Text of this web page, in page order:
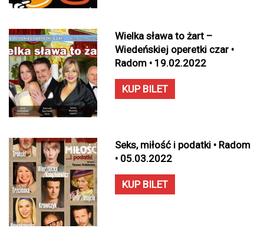
Wielka sława to żart –
Wiedeńskiej operetki czar •
Radom • 19.02.2022
KUP BILET
Seks, miłość i podatki • Radom
• 05.03.2022
KUP BILET